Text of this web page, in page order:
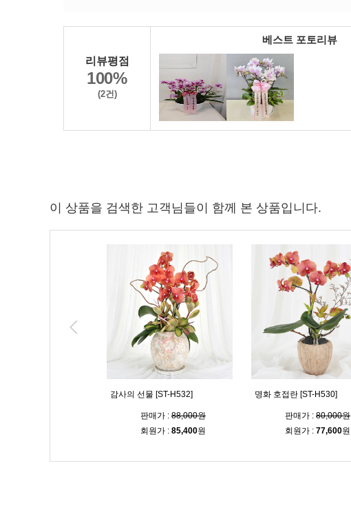
리뷰평점
100%
(2건)
베스트 포토리뷰
이 상품을 검색한 고객님들이 함께 본 상품입니다.
감사의 선물 [ST-H532]
판매가 : 88,000원
회원가 : 85,400원
명화 호접란 [ST-H530]
판매가 : 80,000원
회원가 : 77,600원